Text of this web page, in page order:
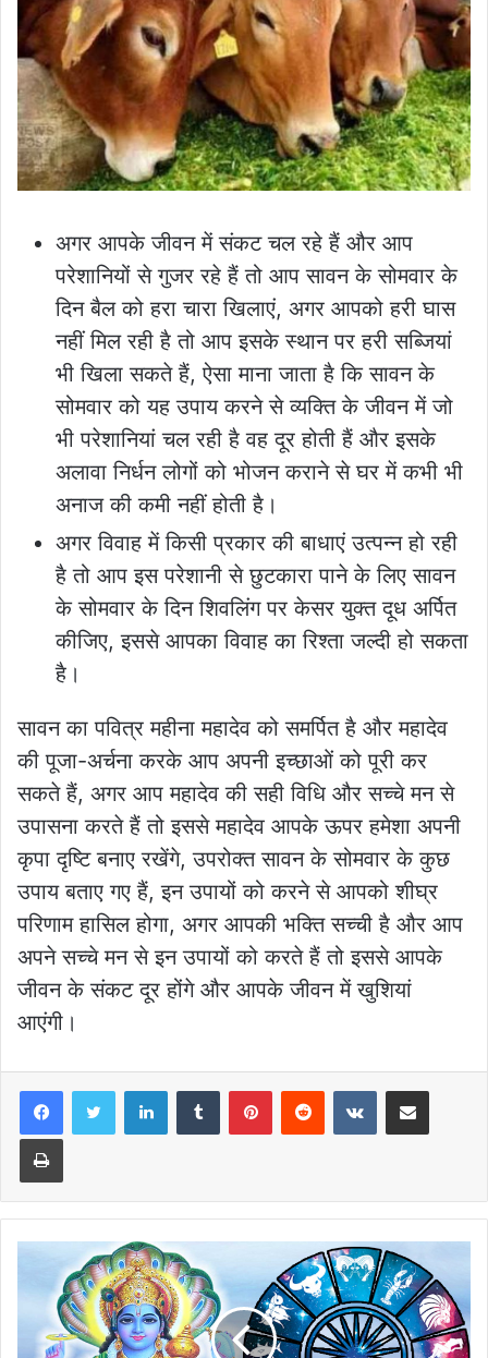
अगर आपके जीवन में संकट चल रहे हैं और आप
परेशानियों से गुजर रहे हैं तो आप सावन के सोमवार के
दिन बैल को हरा चारा खिलाएं, अगर आपको हरी घास
नहीं मिल रही है तो आप इसके स्थान पर हरी सब्जियां
भी खिला सकते हैं, ऐसा माना जाता है कि सावन के
सोमवार को यह उपाय करने से व्यक्ति के जीवन में जो
भी परेशानियां चल रही है वह दूर होती हैं और इसके
अलावा निर्धन लोगों को भोजन कराने से घर में कभी भी
अनाज की कमी नहीं होती है।
अगर विवाह में किसी प्रकार की बाधाएं उत्पन्न हो रही
है तो आप इस परेशानी से छुटकारा पाने के लिए सावन
के सोमवार के दिन शिवलिंग पर केसर युक्त दूध अर्पित
कीजिए, इससे आपका विवाह का रिश्ता जल्दी हो सकता
है।
सावन का पवित्र महीना महादेव को समर्पित है और महादेव
की पूजा-अर्चना करके आप अपनी इच्छाओं को पूरी कर
सकते हैं, अगर आप महादेव की सही विधि और सच्चे मन से
उपासना करते हैं तो इससे महादेव आपके ऊपर हमेशा अपनी
कृपा दृष्टि बनाए रखेंगे, उपरोक्त सावन के सोमवार के कुछ
उपाय बताए गए हैं, इन उपायों को करने से आपको शीघ्र
परिणाम हासिल होगा, अगर आपकी भक्ति सच्ची है और आप
अपने सच्चे मन से इन उपायों को करते हैं तो इससे आपके
जीवन के संकट दूर होंगे और आपके जीवन में खुशियां
आएंगी।
LinkedInTumblr PinterestReddit VKontakteShare via Email
Print